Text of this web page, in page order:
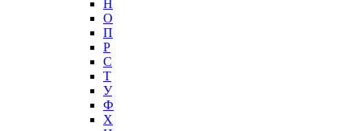
Н
О
П
Р
С
Т
У
Ф
Х